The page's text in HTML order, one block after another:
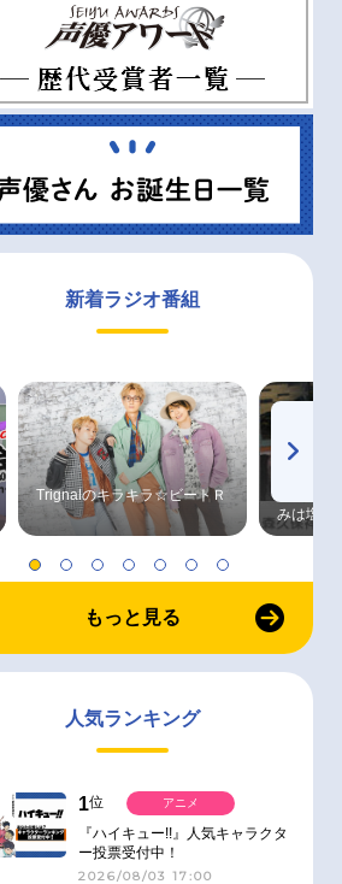
新着ラジオ番組
Trignalのキラキラ☆ビートＲ
みは塩だけ
もっと見る
人気ランキング
1位
『ハイキュー!!』人気キャラクタ
ー投票受付中！
2026/08/03 17:00
アニメ